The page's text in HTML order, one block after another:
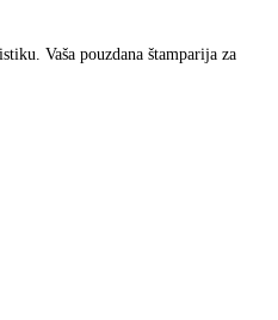
Vaša pouzdana štamparija za